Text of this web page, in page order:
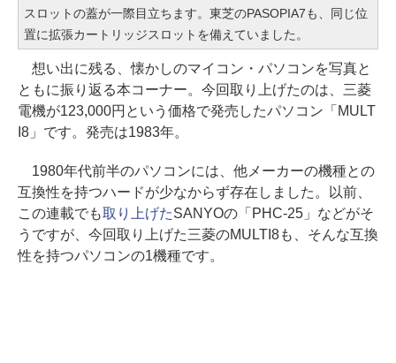
スロットの蓋が一際目立ちます。東芝のPASOPIA7も、同じ位
置に拡張カートリッジスロットを備えていました。
想い出に残る、懐かしのマイコン・パソコンを写真と
ともに振り返る本コーナー。今回取り上げたのは、三菱
電機が123,000円という価格で発売したパソコン「MULT
I8」です。発売は1983年。
1980年代前半のパソコンには、他メーカーの機種との
互換性を持つハードが少なからず存在しました。以前、
この連載でも取り上げたSANYOの「PHC-25」などがそ
うですが、今回取り上げた三菱のMULTI8も、そんな互換
性を持つパソコンの1機種です。